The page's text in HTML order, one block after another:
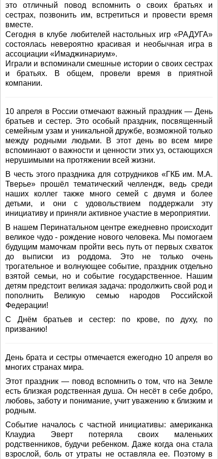
это отличный повод вспомнить о своих братьях и
сестрах, позвонить им, встретиться и провести время
вместе.
Сегодня в клубе любителей настольных игр «РАДУГА»
состоялась невероятно красивая и необычная игра в
ассоциации «Имаджинариум».
Играли и вспоминали смешные истории о своих сестрах
и братьях. В общем, провели время в приятной
компании.
10 апреля в России отмечают важный праздник — День
братьев и сестер. Это особый праздник, посвященный
семейным узам и уникальной дружбе, возможной только
между родными людьми. В этот день во всем мире
вспоминают о важности и ценности этих уз, остающихся
нерушимыми на протяжении всей жизни.
В честь этого праздника для сотрудников «ГКБ им. М.А.
Тверье» прошёл тематический челлендж, ведь среди
наших коллег также много семей с двумя и более
детьми, и они с удовольствием поддержали эту
инициативу и приняли активное участие в мероприятии.
В нашем Перинатальном центре ежедневно происходит
великое чудо - рождение нового человека. Мы помогаем
будущим мамочкам пройти весь путь от первых схваток
до выписки из роддома. Это не только очень
трогательное и волнующее событие, праздник отдельно
взятой семьи, но и событие государственное. Нашим
детям предстоит великая задача: продолжить свой род и
пополнить Великую семью народов Российской
Федерации!
С Днём братьев и сестер: по крове, по духу, по
призванию!
День брата и сестры отмечается ежегодно 10 апреля во
многих странах мира.
Этот праздник — повод вспомнить о том, что на Земле
есть близкая родственная душа. Он несёт в себе добро,
любовь, заботу и понимание, учит уважению к близким и
родным.
Событие началось с частной инициативы: американка
Клаудиа Эверт потеряла своих маленьких
родственников, будучи ребенком. Даже когда она стала
взрослой, боль от утраты не оставляла ее. Поэтому в